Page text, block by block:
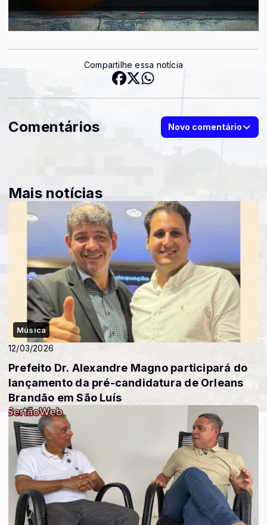
Compartilhe essa notícia
Comentários Novo comentário
Mais notícias
Música
12/03/2026
Prefeito Dr. Alexandre Magno participará do
lançamento da pré-candidatura de Orleans
Brandão em São Luís